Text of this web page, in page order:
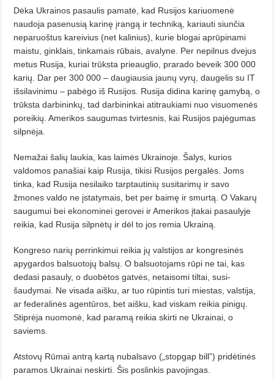
Dėka Ukrainos pasaulis pamatė, kad Rusijos kariuomenė
naudoja pa­senusią karinę įrangą ir techniką, ka­riauti siunčia
neparuoštus kareivius (net kalinius), kurie blogai aprūpinami
maistu, ginklais, tinkamais rū­bais, avalyne. Per nepilnus dvejus
me­tus Rusija, kuriai trūksta prie­aug­lio, prarado beveik 300 000
karių. Dar per 300 000 – daugiausia jaunų vyrų, daugelis su IT
išsilavinimu – pabėgo iš Rusijos. Rusija didina karinę ga­my­bą, o
trūksta darbininkų, tad dar­bininkai atitraukiami nuo visuome­nės
poreikių. Amerikos saugumas tvirtesnis, kai Rusijos pajėgumas
silpnėja.
Nemažai šalių laukia, kas laimės Ukrainoje. Šalys, kurios
valdomos pa­našiai kaip Rusija, tikisi Rusijos pergalės. Joms
tinka, kad Rusija nesilaiko tarptautinių susitarimų ir savo
žmones valdo ne įstatymais, bet per baimę ir smurtą. O Vakarų
saugumui bei ekonominei gerovei ir Amerikos įtakai pasaulyje
reikia, kad Rusija silpnėtų ir dėl to jos remia Ukrainą.
Kongreso narių perrinkimui rei­kia jų valstijos ar kongresinės
apygardos balsuotojų balsų. O balsuotojams rūpi ne tai, kas
dedasi pasauly, o duobėtos gatvės, netaisomi tiltai, su­si­
šaudymai. Ne visada aišku, ar tuo rūpintis turi miestas, valstija,
ar federalinės agentūros, bet aišku, kad viskam reikia pinigų.
Stiprėja nuo­mo­nė, kad paramą reikia skirti ne Ukrainai, o
saviems.
Atstovų Rūmai antrą kartą nu­balsavo („stopgap bill”) pridėtinės
pa­ramos Ukrainai neskirti. Šis poslin­kis pavojingas.